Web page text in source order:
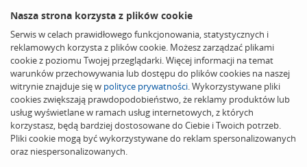
Nasza strona korzysta z plików cookie
Serwis w celach prawidłowego funkcjonowania, statystycznych i
reklamowych korzysta z plików cookie. Możesz zarządzać plikami
cookie z poziomu Twojej przeglądarki. Więcej informacji na temat
warunków przechowywania lub dostępu do plików cookies na naszej
witrynie znajduje się w polityce prywatności. Wykorzystywane pliki
cookies zwiększają prawdopodobieństwo, że reklamy produktów lub
usług wyświetlane w ramach usług internetowych, z których
korzystasz, będą bardziej dostosowane do Ciebie i Twoich potrzeb.
Pliki cookie mogą być wykorzystywane do reklam spersonalizowanych
oraz niespersonalizowanych.